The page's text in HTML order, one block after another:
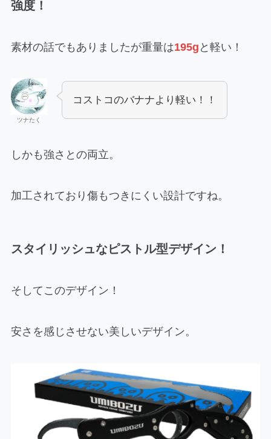
強度！
素材の話でもありましたが重量は195g と軽い！
ツナたく
コストコのバナナより軽い！！
しかも強さとの両立。
加工されており傷もつきにくい設計ですね。
スタイリッシュなピストル型デザイン！
そしてこのデザイン！
安さを感じさせない美しいデザイン。